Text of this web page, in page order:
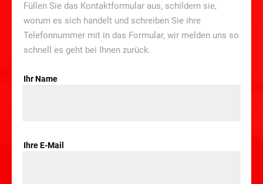
Füllen Sie das Kontaktformular aus, schildern sie,
worum es sich handelt und schreiben Sie ihre
Telefonnummer mit in das Formular, wir melden uns so
schnell es geht bei Ihnen zurück.
Ihr Name
Ihre E-Mail